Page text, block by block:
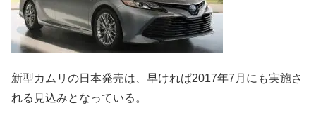
新型カムリの日本発売は、早ければ2017年7月にも実施さ
れる見込みとなっている。